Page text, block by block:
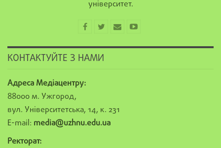
університет.
КОНТАКТУЙТЕ З НАМИ
Адреса Медіацентру:
88000 м. Ужгород,
вул. Університетська, 14, к. 231
E-mail: media@uzhnu.edu.ua
Ректорат: